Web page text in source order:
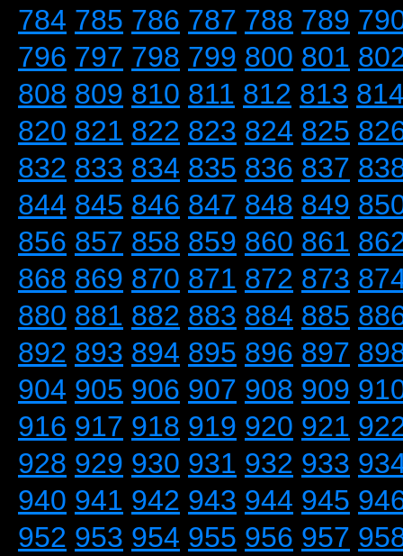
784 785 786 787 788 789
796 797 798 799 800 801
808 809 810 811 812 813
820 821 822 823 824 825
832 833 834 835 836 837
844 845 846 847 848 849
856 857 858 859 860 861
868 869 870 871 872 873
880 881 882 883 884 885
892 893 894 895 896 897
904 905 906 907 908 909
916 917 918 919 920 921
928 929 930 931 932 933
940 941 942 943 944 945
952 953 954 955 956 957